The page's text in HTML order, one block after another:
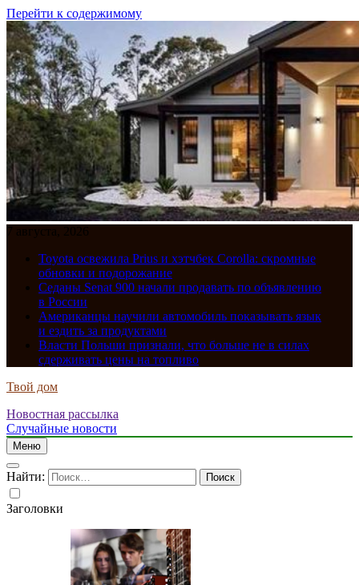
Перейти к содержимому
7 августа, 2026
Toyota освежила Prius и хэтчбек Corolla: скромные
обновки и подорожание
Седаны Senat 900 начали продавать по объявлению
в России
Американцы научили автомобиль показывать язык
и ездить за продуктами
Власти Польши признали, что больше не в силах
сдерживать цены на топливо
Твой дом
Новостная рассылка
Случайные новости
Меню
Найти:
Заголовки